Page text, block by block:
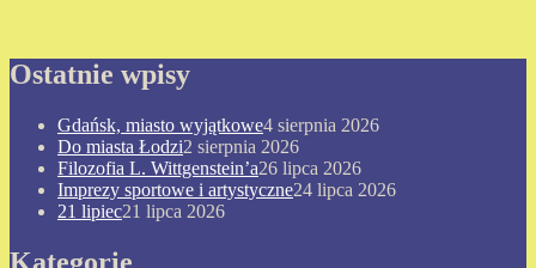
Ostatnie wpisy
Gdańsk, miasto wyjątkowe4 sierpnia 2026
Do miasta Łodzi2 sierpnia 2026
Filozofia L. Wittgenstein’a26 lipca 2026
Imprezy sportowe i artystyczne24 lipca 2026
21 lipiec21 lipca 2026